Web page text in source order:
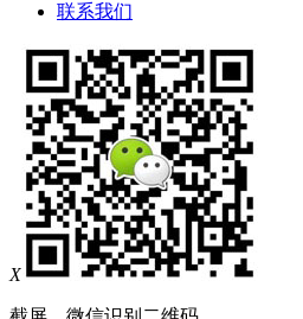
联系我们
X